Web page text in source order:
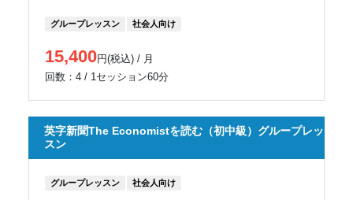
グループレッスン 社会人向け
15,400円(税込) / 月
回数：4 / 1セッション60分
英字新聞The Economistを読む（初中級）グループレッ
スン
グループレッスン 社会人向け